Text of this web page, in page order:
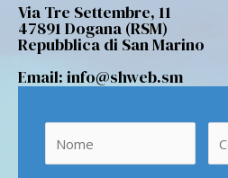
Via Tre Settembre, 11
47891 Dogana (RSM)
Repubblica di San Marino
Email: info@shweb.sm